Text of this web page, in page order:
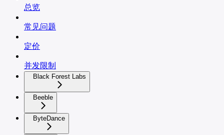
总览
常见问题
定价
并发限制
Black Forest Labs
Beeble
ByteDance